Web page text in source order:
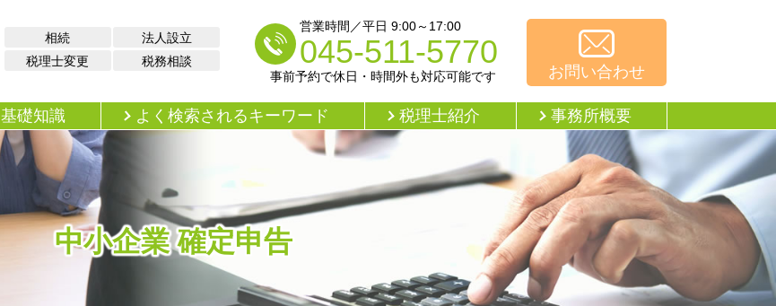
中小企業 確定申告
相続
法人設立
税理士変更
税務相談
営業時間／平日 9:00～17:00
045-511-5770
事前予約で休日・時間外も対応可能です お問い合わせ
基礎知識 よく検索されるキーワード 税理士紹介 事務所概要